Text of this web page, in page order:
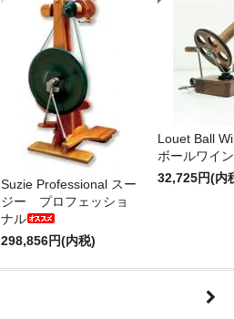
Suzie Professional スー
ジー プロフェッショ
ナル
298,856円(内税)
Louet Ball
ボールワイ
32,725円(内